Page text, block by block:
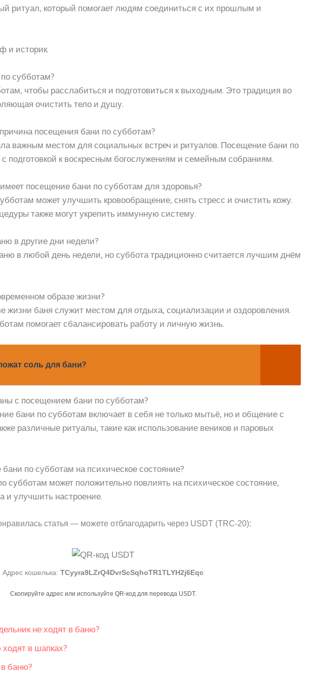
ритуал, который помогает людям соединиться с их прошлым и
и историк.
субботам?
чтобы расслабиться и подготовиться к выходным. Это традиция во
очистить тело и душу.
посещения бани по субботам?
важным местом для социальных встреч и ритуалов. Посещение бани по
подготовкой к воскресным богослужениям и семейным собраниям.
посещение бани по субботам для здоровья?
может улучшить кровообращение, снять стресс и очистить кожу.
также могут укрепить иммунную систему.
в другие дни недели?
в любой день недели, но суббота традиционно считается лучшим днём
образе жизни?
жизни баня служит местом для отдыха, социализации и оздоровления.
помогает сбалансировать работу и личную жизнь.
соль для бани?
с посещением бани по субботам?
бани по субботам включает в себя не только мытьё, но и общение с
различные ритуалы, такие как использование веников и паровых
по субботам на психическое состояние?
субботам может положительно повлиять на психическое состояние,
и улучшить настроение.
статья — можете отблагодарить через USDT (TRC-20):
Адрес кошелька: TCyyra9LZrQ4DvrScSqhoTR1TLYH2j6Eqc
Скопируйте адрес или используйте QR-код для перевода USDT.
не ходят в баню?
в шапках?
в баню?